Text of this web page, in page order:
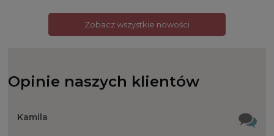
Zobacz wszystkie nowości
Opinie naszych klientów
Kamila